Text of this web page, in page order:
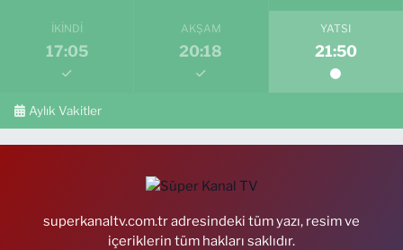
İKINDI
17:05
AKŞAM
20:18
YATSI
21:50
Aylık Vakitler
superkanaltv.com.tr adresindeki tüm yazı, resim ve
içeriklerin tüm hakları saklıdır.